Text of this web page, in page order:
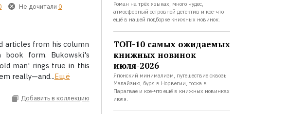
Не дочитали 0
articles from his column
form. Bukowski's
man' rings true in this
really—and...Ещё
Добавить в коллекцию
Роман на трёх языках, много чудес,
атмосферный островной детектив и кое-что
ещё в нашей подборке книжных новинок.
ТОП-10 самых ожидаемых
книжных новинок
июля-2026
Японский минимализм, путешествие сквозь
Малайзию, буря в Норвегии, тоска в
Парагвае и кое-что ещё в книжных новинках
июля.